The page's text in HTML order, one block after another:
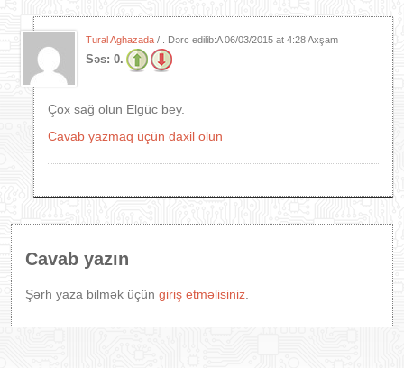
Tural Aghazada / . Dərc edilib:A06/03/2015 at 4:28 Axşam
Səs: 0.
Çox sağ olun Elgüc bey.
Cavab yazmaq üçün daxil olun
Cavab yazın
Şərh yaza bilmək üçün giriş etməlisiniz